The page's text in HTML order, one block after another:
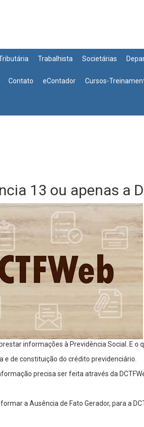
Trabalhista Societárias
Contato eContador Cursos-
13 ou apenas a
informações à Previdência Social. E o
e de constituição do crédito previdenciário.
precisa ser feita através da
a Ausência de Fato Gerador, para a